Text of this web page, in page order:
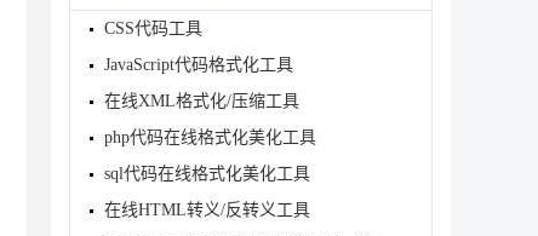
CSS代码工具
JavaScript代码格式化工具
在线XML格式化/压缩工具
php代码在线格式化美化工具
sql代码在线格式化美化工具
在线HTML转义/反转义工具